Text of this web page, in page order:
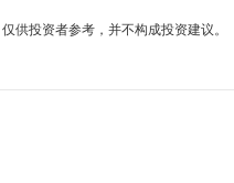
供投资者参考，并不构成投资建议。